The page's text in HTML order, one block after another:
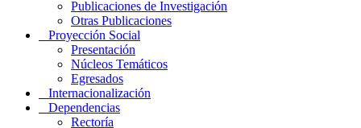
Publicaciones de Investigación
Otras Publicaciones
Proyección Social
Presentación
Núcleos Temáticos
Egresados
Internacionalización
Dependencias
Rectoría